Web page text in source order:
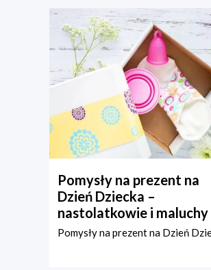
Pomysły na prezent na
Dzień Dziecka –
nastolatkowie i maluchy
Pomysły na prezent na Dzień